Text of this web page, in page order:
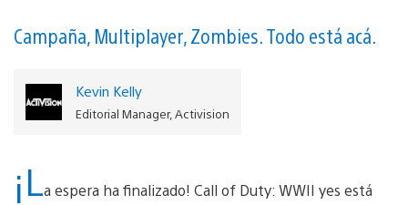
Campaña, Multiplayer, Zombies. Todo está acá.
Kevin Kelly
Editorial Manager, Activision
¡La espera ha finalizado! Call of Duty: WWII yes está